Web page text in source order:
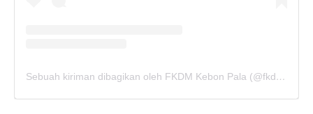
Sebuah kiriman dibagikan oleh FKDM Kebon Pala (@fkdm_kebonpala)